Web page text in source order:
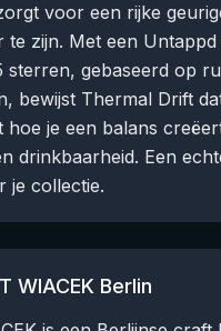
voor een rijke
te zijn. Met een Untappd
sterren, gebaseerd op
bewijst Thermal Drift
hoe je een balans
drinkbaarheid. Een
je collectie.
WIACEK Berlin